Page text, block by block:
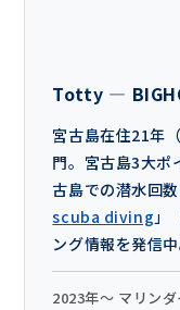
Totty —
宮古島在住21年
門。宮古島3大ポ
古島での潜水回
scuba diving」
ング情報を発信中
2023年〜 マリンダ